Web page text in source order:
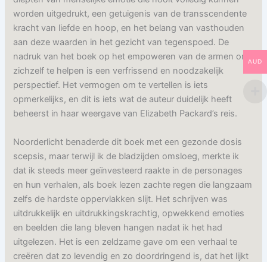
worden uitgedrukt, een getuigenis van de transscendente
kracht van liefde en hoop, en het belang van vasthouden
aan deze waarden in het gezicht van tegenspoed. De
nadruk van het boek op het empoweren van de armen om
zichzelf te helpen is een verfrissend en noodzakelijk
perspectief. Het vermogen om te vertellen is iets
opmerkelijks, en dit is iets wat de auteur duidelijk heeft
beheerst in haar weergave van Elizabeth Packard’s reis.
Noorderlicht benaderde dit boek met een gezonde dosis
scepsis, maar terwijl ik de bladzijden omsloeg, merkte ik
dat ik steeds meer geïnvesteerd raakte in de personages
en hun verhalen, als boek lezen zachte regen die langzaam
zelfs de hardste oppervlakken slijt. Het schrijven was
uitdrukkelijk en uitdrukkingskrachtig, opwekkend emoties
en beelden die lang bleven hangen nadat ik het had
uitgelezen. Het is een zeldzame gave om een verhaal te
creëren dat zo levendig en zo doordringend is, dat het lijkt
AUD